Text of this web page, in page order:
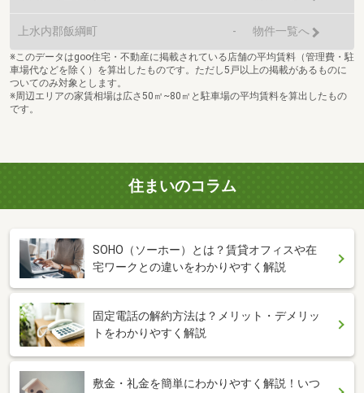
上水内郡飯綱町 - 物件一覧へ
※このデータはgoo住宅・不動産に掲載されている店舗の平均賃料（管理費・駐
車場代などを除く）を算出したものです。ただし5戸以上の掲載があるものに
ついてのみ対象とします。
※周辺エリアの家賃相場は広さ50㎡~80㎡と駐車場の平均賃料を算出したもの
です。
住まいのコラム
SOHO（ソーホー）とは？賃貸オフィスや在
宅ワークとの違いをわかりやすく解説
固定電話の解約方法は？メリット・デメリッ
トをわかりやすく解説
敷金・礼金を簡単にわかりやすく解説！いつ